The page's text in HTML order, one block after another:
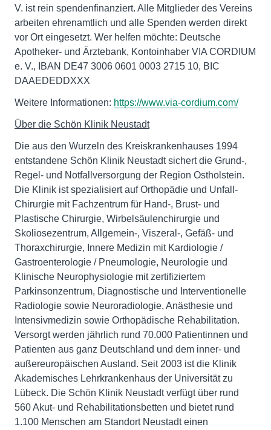
V. ist rein spendenfinanziert. Alle Mitglieder des Vereins
arbeiten ehrenamtlich und alle Spenden werden direkt
vor Ort eingesetzt. Wer helfen möchte: Deutsche
Apotheker- und Ärztebank, Kontoinhaber VIA CORDIUM
e. V., IBAN DE47 3006 0601 0003 2715 10, BIC
DAAEDEDDXXX
Weitere Informationen: https://www.via-cordium.com/
Über die Schön Klinik Neustadt
Die aus den Wurzeln des Kreiskrankenhauses 1994
entstandene Schön Klinik Neustadt sichert die Grund-,
Regel- und Notfallversorgung der Region Ostholstein.
Die Klinik ist spezialisiert auf Orthopädie und Unfall-
Chirurgie mit Fachzentrum für Hand-, Brust- und
Plastische Chirurgie, Wirbelsäulenchirurgie und
Skoliosezentrum, Allgemein-, Viszeral-, Gefäß- und
Thoraxchirurgie, Innere Medizin mit Kardiologie /
Gastroenterologie / Pneumologie, Neurologie und
Klinische Neurophysiologie mit zertifiziertem
Parkinsonzentrum, Diagnostische und Interventionelle
Radiologie sowie Neuroradiologie, Anästhesie und
Intensivmedizin sowie Orthopädische Rehabilitation.
Versorgt werden jährlich rund 70.000 Patientinnen und
Patienten aus ganz Deutschland und dem inner- und
außereuropäischen Ausland. Seit 2003 ist die Klinik
Akademisches Lehrkrankenhaus der Universität zu
Lübeck. Die Schön Klinik Neustadt verfügt über rund
560 Akut- und Rehabilitationsbetten und bietet rund
1.100 Menschen am Standort Neustadt einen